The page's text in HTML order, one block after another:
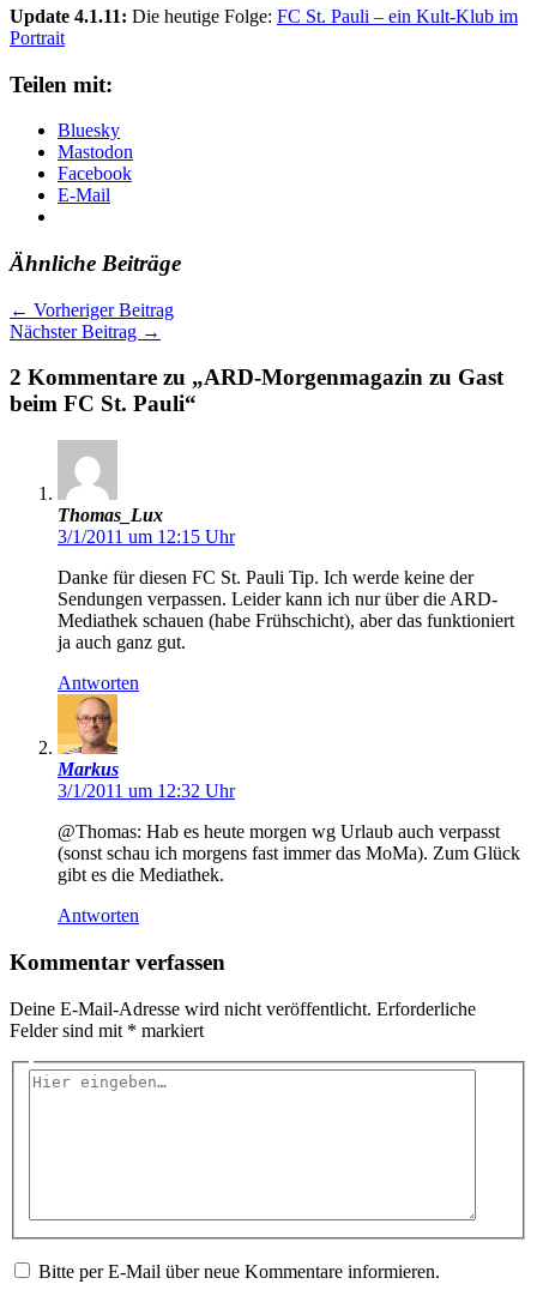
Update 4.1.11: Die heutige Folge: FC St. Pauli – ein Kult-Klub im
Portrait
Teilen mit:
Bluesky
Mastodon
Facebook
E-Mail
Ähnliche Beiträge
← Vorheriger Beitrag
Nächster Beitrag →
2 Kommentare zu „ARD-Morgenmagazin zu Gast
beim FC St. Pauli“
Thomas_Lux
3/1/2011 um 12:15 Uhr
Danke für diesen FC St. Pauli Tip. Ich werde keine der
Sendungen verpassen. Leider kann ich nur über die ARD-
Mediathek schauen (habe Frühschicht), aber das funktioniert
ja auch ganz gut.
Antworten
Markus
3/1/2011 um 12:32 Uhr
@Thomas: Hab es heute morgen wg Urlaub auch verpasst
(sonst schau ich morgens fast immer das MoMa). Zum Glück
gibt es die Mediathek.
Antworten
Kommentar verfassen
Deine E-Mail-Adresse wird nicht veröffentlicht. Erforderliche
Felder sind mit * markiert
Hier
Bitte per E-Mail über neue Kommentare informieren.